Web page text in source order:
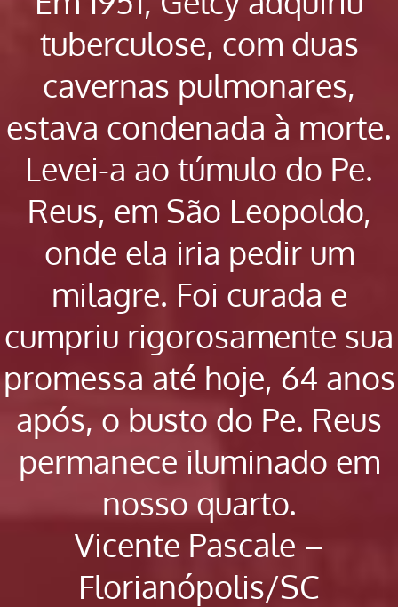
tuberculose, com duas
cavernas pulmonares,
estava condenada à morte.
Levei-a ao túmulo do Pe.
Reus, em São Leopoldo,
onde ela iria pedir um
milagre. Foi curada e
cumpriu rigorosamente sua
promessa até hoje, 64 anos
após, o busto do Pe. Reus
permanece iluminado em
nosso quarto.
Vicente Pascale –
Florianópolis/SC